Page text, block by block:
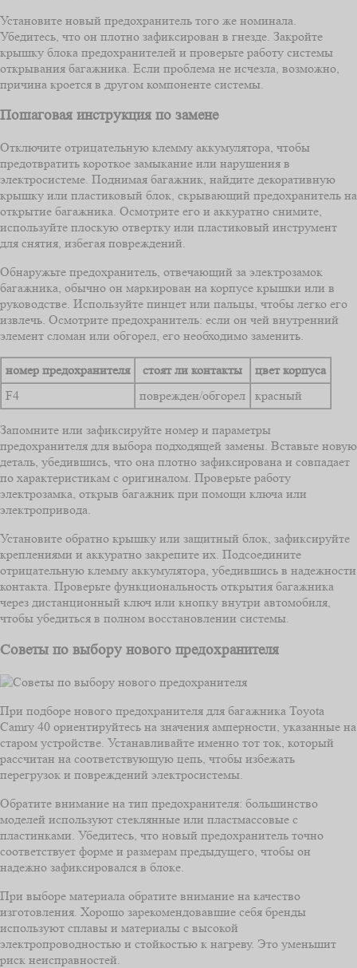
Установите новый предохранитель того же номинала.
Убедитесь, что он плотно зафиксирован в гнезде. Закройте
крышку блока предохранителей и проверьте работу системы
открывания багажника. Если проблема не исчезла, возможно,
причина кроется в другом компоненте системы.
Пошаговая инструкция по замене
Отключите отрицательную клемму аккумулятора, чтобы
предотвратить короткое замыкание или нарушения в
электросистеме. Поднимая багажник, найдите декоративную
крышку или пластиковый блок, скрывающий предохранитель на
открытие багажника. Осмотрите его и аккуратно снимите,
используйте плоскую отвертку или пластиковый инструмент
для снятия, избегая повреждений.
Обнаружьте предохранитель, отвечающий за электрозамок
багажника, обычно он маркирован на корпусе крышки или в
руководстве. Используйте пинцет или пальцы, чтобы легко его
извлечь. Осмотрите предохранитель: если он чей внутренний
элемент сломан или обгорел, его необходимо заменить.
номер предохранителя стоят ли контакты
цвет корпуса
F4
поврежден/обгорел красный
Запомните или зафиксируйте номер и параметры
предохранителя для выбора подходящей замены. Вставьте новую
деталь, убедившись, что она плотно зафиксирована и совпадает
по характеристикам с оригиналом. Проверьте работу
электрозамка, открыв багажник при помощи ключа или
электропривода.
Установите обратно крышку или защитный блок, зафиксируйте
креплениями и аккуратно закрепите их. Подсоедините
отрицательную клемму аккумулятора, убедившись в надежности
контакта. Проверьте функциональность открытия багажника
через дистанционный ключ или кнопку внутри автомобиля,
чтобы убедиться в полном восстановлении системы.
Советы по выбору нового предохранителя
При подборе нового предохранителя для багажника Toyota
Camry 40 ориентируйтесь на значения амперности, указанные на
старом устройстве. Устанавливайте именно тот ток, который
рассчитан на соответствующую цепь, чтобы избежать
перегрузок и повреждений электросистемы.
Обратите внимание на тип предохранителя: большинство
моделей используют стеклянные или пластмассовые с
пластинками. Убедитесь, что новый предохранитель точно
соответствует форме и размерам предыдущего, чтобы он
надежно зафиксировался в блоке.
При выборе материала обратите внимание на качество
изготовления. Хорошо зарекомендовавшие себя бренды
используют сплавы и материалы с высокой
электропроводностью и стойкостью к нагреву. Это уменьшит
риск неисправностей.